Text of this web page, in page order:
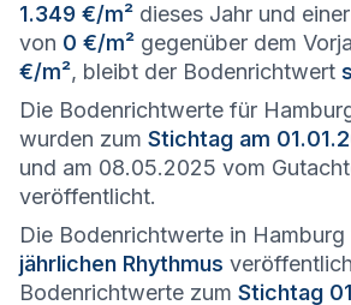
1.349 €/m² dieses Jahr und
von 0 €/m² gegenüber dem
€/m², bleibt der Bodenrichtwert
Die Bodenrichtwerte für
wurden zum Stichtag am
und am 08.05.2025 vom
veröffentlicht.
Die Bodenrichtwerte in Hamburg
jährlichen Rhythmus
Bodenrichtwerte zum Stichtag